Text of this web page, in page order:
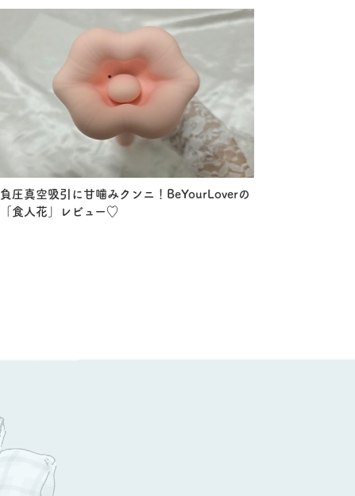
負圧真空吸引に甘噛みクンニ！BeYourLoverの
「食人花」レビュー♡